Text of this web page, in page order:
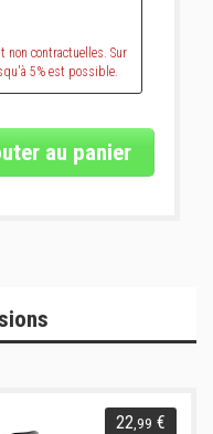
contractuelles. Sur
5% est possible.
au panier
22 ,99 €